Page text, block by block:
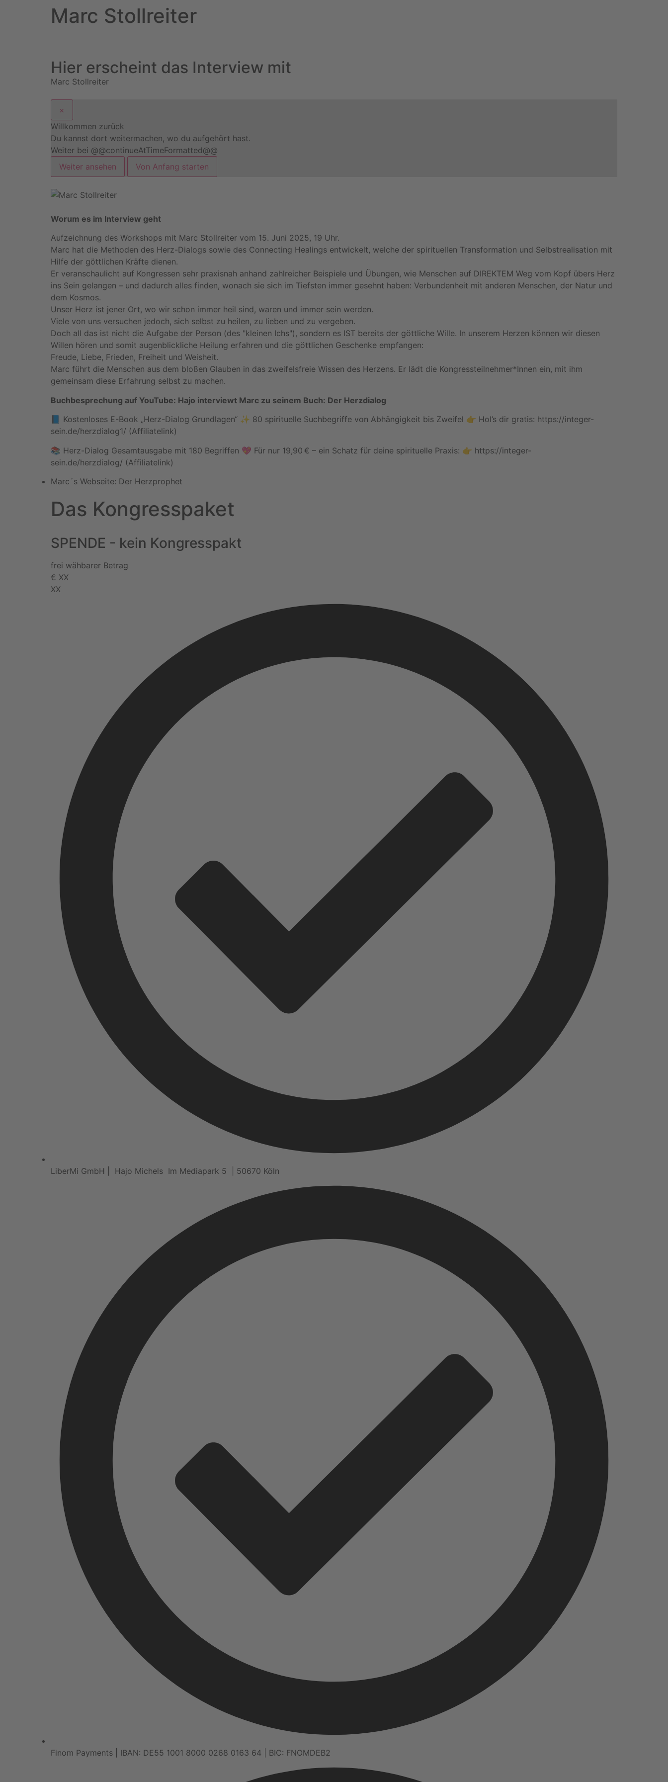
Marc Stollreiter
Hier erscheint das Interview mit
Marc Stollreiter
×
Willkommen zurück
Du kannst dort weitermachen, wo du aufgehört hast.
Weiter bei @@continueAtTimeFormatted@@
Weiter ansehen
Von Anfang starten
Worum es im Interview geht
Aufzeichnung des Workshops mit Marc Stollreiter vom 15. Juni 2025, 19 Uhr.
Marc hat die Methoden des Herz-Dialogs sowie des Connecting Healings entwickelt, welche der spirituellen Transformation und Selbstrealisation mit
Hilfe der göttlichen Kräfte dienen.
Er veranschaulicht auf Kongressen sehr praxisnah anhand zahlreicher Beispiele und Übungen, wie Menschen auf DIREKTEM Weg vom Kopf übers Herz
ins Sein gelangen – und dadurch alles finden, wonach sie sich im Tiefsten immer gesehnt haben: Verbundenheit mit anderen Menschen, der Natur und
dem Kosmos.
Unser Herz ist jener Ort, wo wir schon immer heil sind, waren und immer sein werden.
Viele von uns versuchen jedoch, sich selbst zu heilen, zu lieben und zu vergeben.
Doch all das ist nicht die Aufgabe der Person (des "kleinen Ichs"), sondern es IST bereits der göttliche Wille. In unserem Herzen können wir diesen
Willen hören und somit augenblickliche Heilung erfahren und die göttlichen Geschenke empfangen:
Freude, Liebe, Frieden, Freiheit und Weisheit.
Marc führt die Menschen aus dem bloßen Glauben in das zweifelsfreie Wissen des Herzens. Er lädt die Kongressteilnehmer*Innen ein, mit ihm
gemeinsam diese Erfahrung selbst zu machen.
Buchbesprechung auf YouTube: Hajo interviewt Marc zu seinem Buch: Der Herzdialog
📘 Kostenloses E-Book „Herz-Dialog Grundlagen“ ✨ 80 spirituelle Suchbegriffe von Abhängigkeit bis Zweifel 👉 Hol’s dir gratis: https://integer-
sein.de/herzdialog1/ (Affiliatelink)
📚 Herz-Dialog Gesamtausgabe mit 180 Begriffen 💖 Für nur 19,90 € – ein Schatz für deine spirituelle Praxis: 👉 https://integer-
sein.de/herzdialog/ (Affiliatelink)
Marc´s Webseite: Der Herzprophet
Das Kongresspaket
SPENDE - kein Kongresspakt
frei wähbarer Betrag
€ XX
XX
LiberMi GmbH | Hajo Michels Im Mediapark 5 | 50670 Köln
Finom Payments | IBAN: DE55 1001 8000 0268 0163 64 | BIC: FNOMDEB2